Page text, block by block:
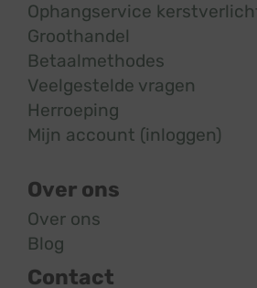
Ophangservice
Groothandel
Betaalmethodes
Veelgestelde vragen
Herroeping
Mijn account (inloggen)
Over ons
Over ons
Blog
Contact